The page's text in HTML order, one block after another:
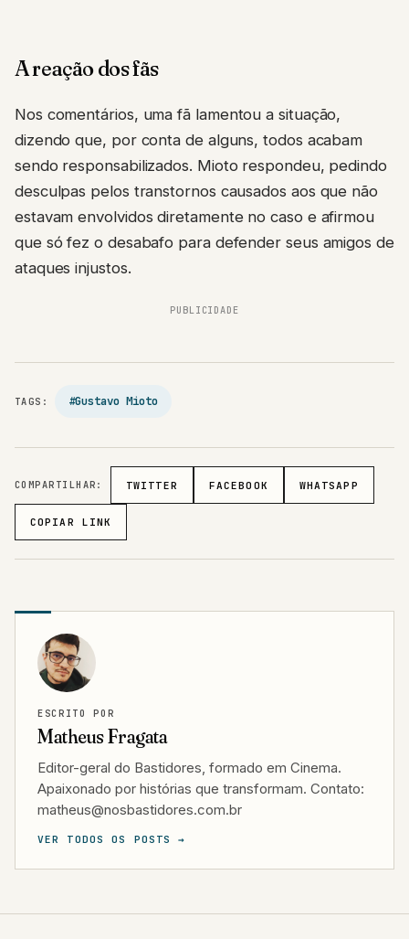
A reação dos fãs
Nos comentários, uma fã lamentou a situação,
dizendo que, por conta de alguns, todos acabam
sendo responsabilizados. Mioto respondeu, pedindo
desculpas pelos transtornos causados aos que não
estavam envolvidos diretamente no caso e afirmou
que só fez o desabafo para defender seus amigos de
ataques injustos.
PUBLICIDADE
TAGS: #Gustavo Mioto
COMPARTILHAR: TWITTER FACEBOOK WHATSAPP
COPIAR LINK
ESCRITO POR
Matheus Fragata
Editor-geral do Bastidores, formado em Cinema.
Apaixonado por histórias que transformam. Contato:
matheus@nosbastidores.com.br
VER TODOS OS POSTS →